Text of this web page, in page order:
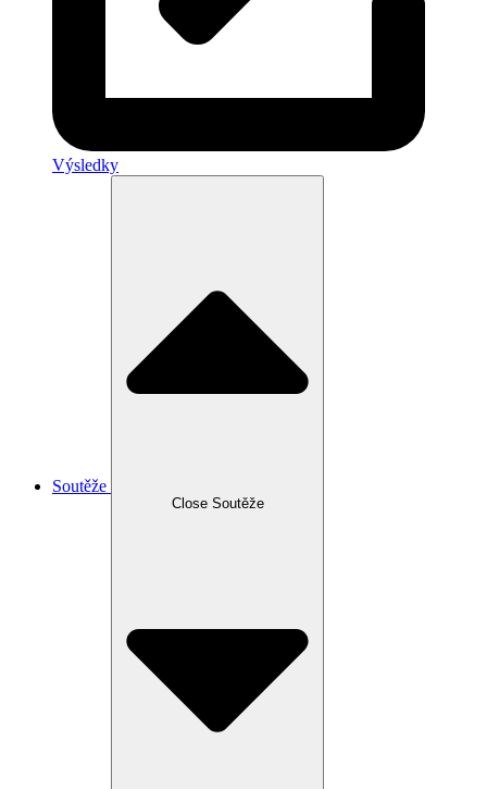
Výsledky
Soutěže
Close Soutěže